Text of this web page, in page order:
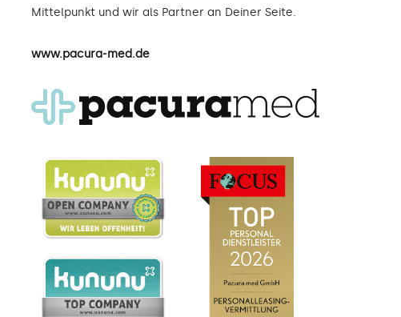
Mittelpunkt und wir als Partner an Deiner Seite.
www.pacura-med.de